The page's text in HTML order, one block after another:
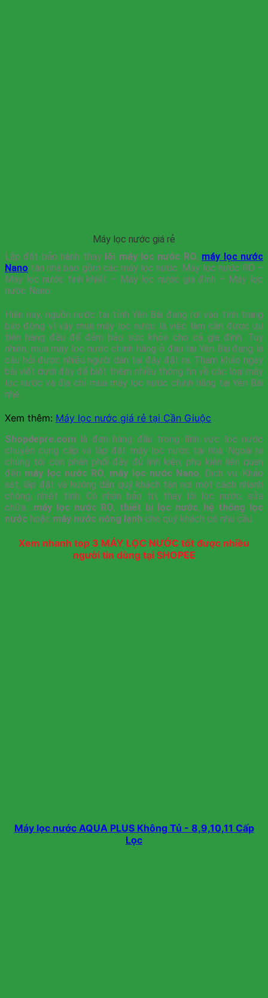
Máy lọc nước giá rẻ
Lắp đặt bảo hành thay lõi máy lọc nước RO, máy lọc nước
Nano tận nhà bao gồm các máy lọc nước: Máy lọc nước RO –
Máy lọc nước tinh khiết – Máy lọc nước gia đình – Máy lọc
nước Nano.
Hiện nay, nguồn nước tại tỉnh Yên Bái đang rơi vào tình trạng
báo động vì vậy mua máy lọc nước là việc làm cần được ưu
tiên hàng đầu để đảm bảo sức khỏe cho cả gia đình. Tuy
nhiên, mua máy lọc nước chính hãng ở đâu tại Yên Bái đang là
câu hỏi được nhiều người dân tại đây đặt ra. Tham khảo ngay
bài viết dưới đây để biết thêm nhiều thông tin về các loại máy
lọc nước và địa chỉ mua máy lọc nước chính hãng tại Yên Bái
nhé.
Xem thêm: Máy lọc nước giá rẻ tại Cần Giuộc
Shopdepre.com là đơn hàng đầu trong lĩnh vực lọc nước
chuyên cung cấp và lắp đặt máy lọc nước tại nhà. Ngoài ra
chúng tôi còn phân phối đầy đủ linh kiện, phụ kiện liên quan
đến máy lọc nước RO, máy lọc nước Nano, Dịch vụ: Khảo
sát, lắp đặt và hướng dẫn quý khách tận nơi một cách nhanh
chóng, nhiệt tình. Có nhận bảo trì, thay lõi lọc nước, sửa
chữa….máy lọc nước RO, thiết bị lọc nước, hệ thống lọc
nước hoặc máy nước nóng lạnh cho quý khách có nhu cầu.
Xem nhanh top 3 MÁY LỌC NƯỚC tốt được nhiều
người tin dùng tại SHOPEE
Máy lọc nước AQUA PLUS Không Tủ - 8,9,10,11 Cấp
Lọc